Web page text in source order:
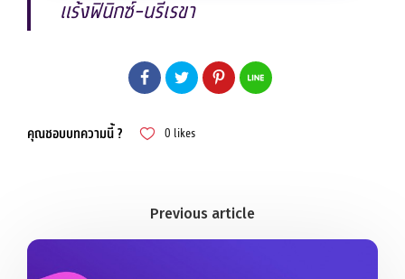
แร้งฟินิกซ์-นรีเรขา
คุณชอบบทความนี้ ? 0 likes